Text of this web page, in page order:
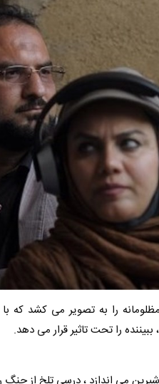
را به تصویر می کشد که با
را تحت تاثیر قرار می دهد.